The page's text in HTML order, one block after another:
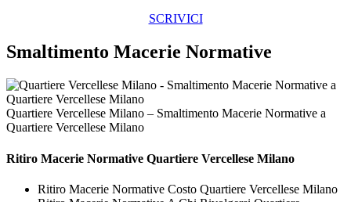
SCRIVICI
Smaltimento Macerie Normative
Quartiere Vercellese Milano – Smaltimento Macerie Normative a
Quartiere Vercellese Milano
Ritiro Macerie Normative Quartiere Vercellese Milano
Ritiro Macerie Normative Costo Quartiere Vercellese Milano